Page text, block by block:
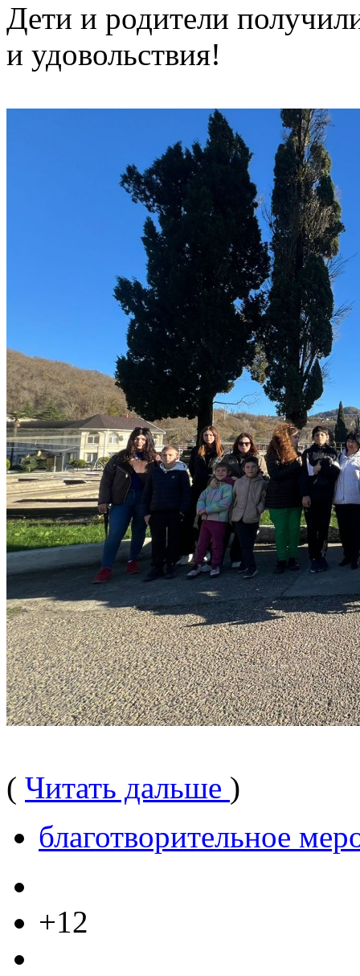
Дети и родители
и удовольствия!
( Читать дальше )
благотворительное
+12